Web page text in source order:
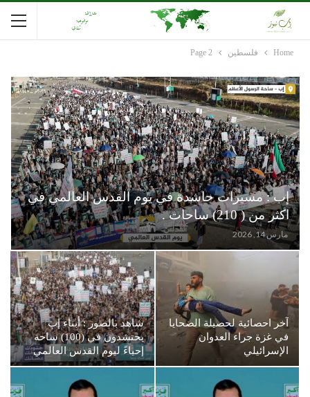
Home فلسطين Page 2
إب : مسيرات حاشدة في يوم القدس العالمي في
اكثر من ( 210) ساحات .
مارس 14, 2026
آخر احصائية لحصيلة الضحايا
في غزة جراء العدوان
الإسرائيلي
شاهد بالصور : أبناء إب
يحتشدون في (100) ساحة
إحياءً ليوم القدس العالمي